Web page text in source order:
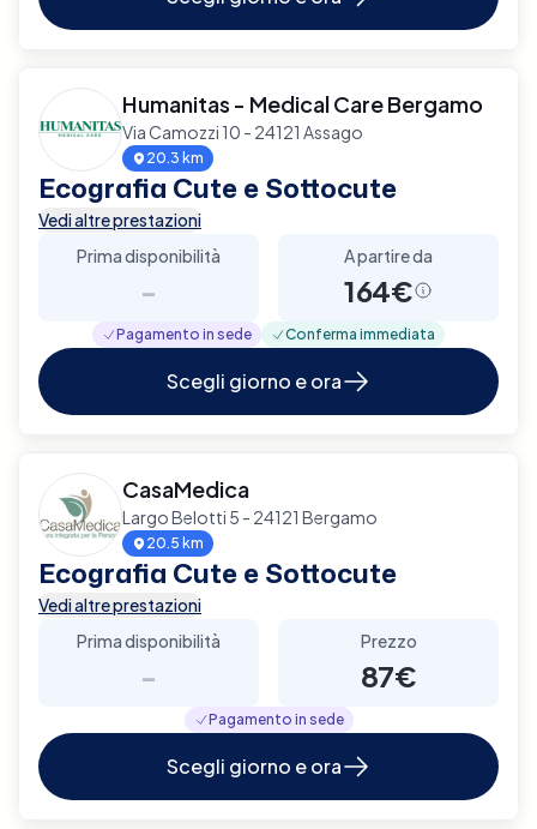
Humanitas - Medical Care Bergamo
Via Camozzi 10 - 24121 Assago
20.3 km
Ecografia Cute e Sottocute
Vedi altre prestazioni
Prima disponibilità
-
A partire da
164€
Pagamento in sede Conferma immediata
Scegli giorno e ora
CasaMedica
Largo Belotti 5 - 24121 Bergamo
20.5 km
Ecografia Cute e Sottocute
Vedi altre prestazioni
Prima disponibilità
-
Prezzo
87€
Pagamento in sede
Scegli giorno e ora